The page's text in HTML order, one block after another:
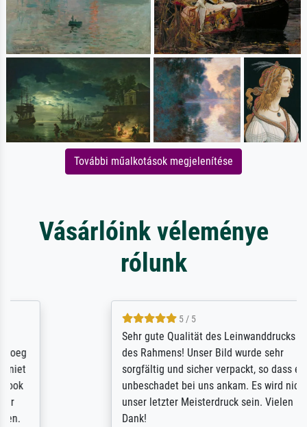
További műalkotások megjelenítése
Vásárlóink véleménye
rólunk
5 / 5
Sehr gute Qualität des Leinwanddrucks und
des Rahmens! Unser Bild wurde sehr
sorgfältig und sicher verpackt, so dass es
unbeschadet bei uns ankam. Es wird nicht
unser letzter Meisterdruck sein. Vielen